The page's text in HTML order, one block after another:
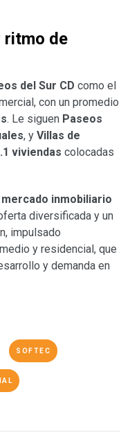
ritmo de
del Sur CD como el
con un promedio
. Le siguen Paseos
, y Villas de
viviendas colocadas
mercado inmobiliario
diversificada y un
impulsado
y residencial, que
y demanda en
SOFTEC